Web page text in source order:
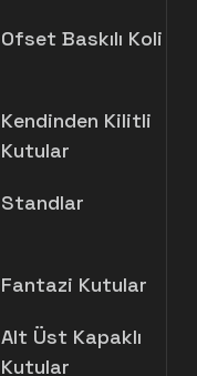
Ofset Baskılı Koli
Kendinden Kilitli
Kutular
Standlar
Fantazi Kutular
Alt Üst Kapaklı
Kutular